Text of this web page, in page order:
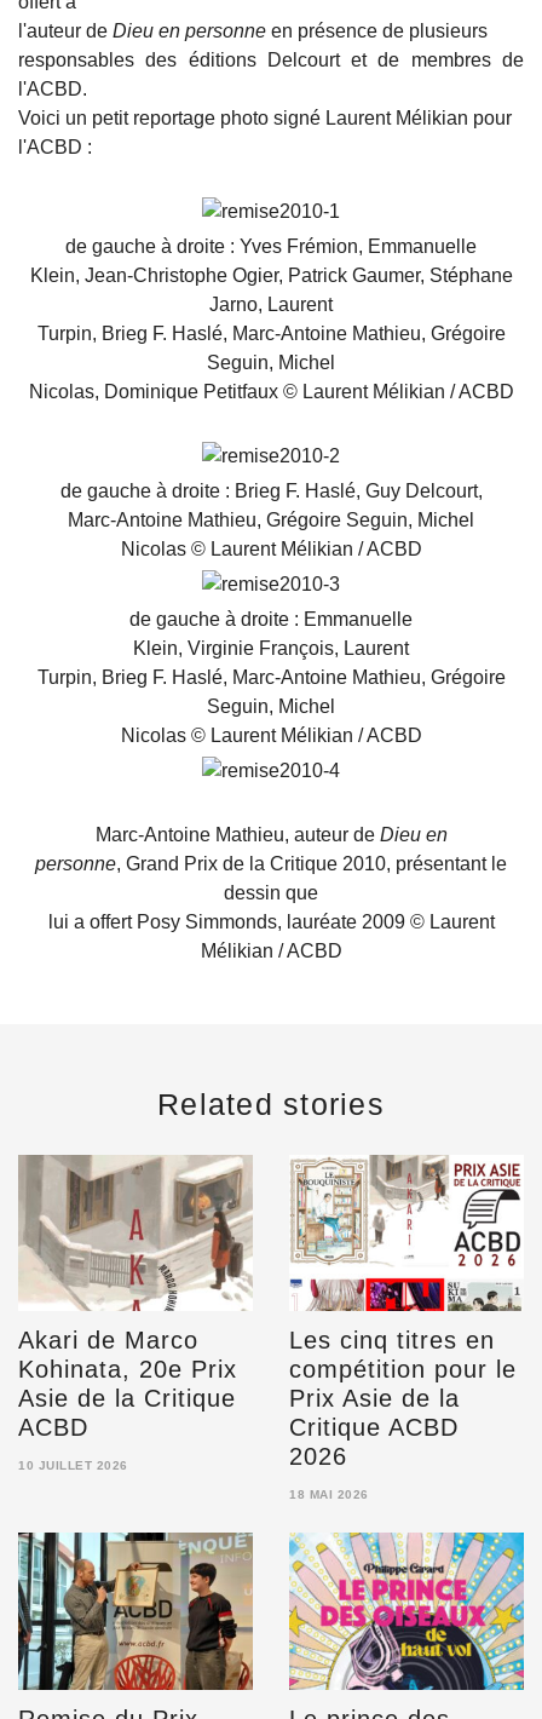
l'auteur de Dieu en personne en présence de plusieurs
responsables des éditions Delcourt et de membres de
l'ACBD.
Voici un petit reportage photo signé Laurent Mélikian pour
l'ACBD :
de gauche à droite : Yves Frémion, Emmanuelle
Klein, Jean-Christophe Ogier, Patrick Gaumer, Stéphane
Jarno, Laurent
Turpin, Brieg F. Haslé, Marc-Antoine Mathieu, Grégoire
Seguin, Michel
Nicolas, Dominique Petitfaux © Laurent Mélikian / ACBD
de gauche à droite : Brieg F. Haslé, Guy Delcourt,
Marc-Antoine Mathieu, Grégoire Seguin, Michel
Nicolas © Laurent Mélikian / ACBD
de gauche à droite : Emmanuelle
Klein, Virginie François, Laurent
Turpin, Brieg F. Haslé, Marc-Antoine Mathieu, Grégoire
Seguin, Michel
Nicolas © Laurent Mélikian / ACBD
Marc-Antoine Mathieu, auteur de Dieu en
personne, Grand Prix de la Critique 2010, présentant le
dessin que
lui a offert Posy Simmonds, lauréate 2009 © Laurent
Mélikian / ACBD
Related stories
Akari de Marco
Kohinata, 20e Prix
Asie de la Critique
ACBD
10 JUILLET 2026
Les cinq titres en
compétition pour le
Prix Asie de la
Critique ACBD
2026
18 MAI 2026
MAI
2026